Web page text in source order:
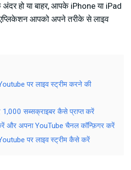
हो या बाहर, आपके iPhone या iPad
आपको अपने तरीके से लाइव
पर लाइव स्ट्रीम करने की
सब्सक्राइबर कैसे प्राप्त करें
और अपना YouTube चैनल कॉन्फ़िगर करें
पर लाइव स्ट्रीम कैसे करें